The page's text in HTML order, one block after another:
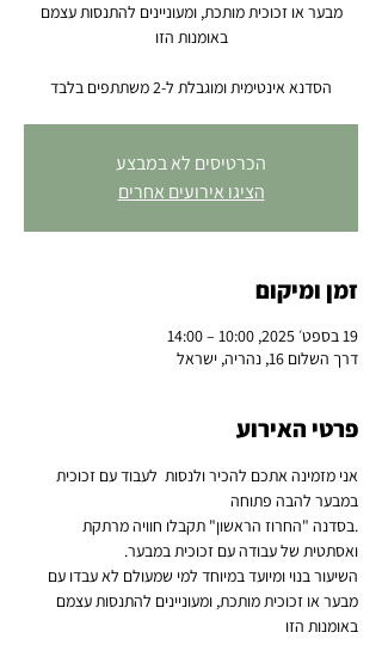
מבער או זכוכית מותכת, ומעוניינים להתנסות עצמם
הסדנא אינטימית ומוגבלת ל-2 משתתפים בלבד
הכרטיסים לא במבצע
הציגו אירועים אחרים
זמן ומיקום
19 בספט׳ 2025, 10:00 – 14:00
דרך השלום 16, נהריה, ישראל
פרטי האירוע
אני מזמינה אתכם להכיר ולנסות  לעבוד עם זכוכית
במבער להבה פתוחה
.בסדנה "החרוז הראשון" תקבלו חוויה מרתקת
ואסתטית של עבודה עם זכוכית במבער.
השיעור בנוי ומיועד במיוחד למי שמעולם לא עבדו עם
מבער או זכוכית מותכת, ומעוניינים להתנסות עצמם
באומנות הזו